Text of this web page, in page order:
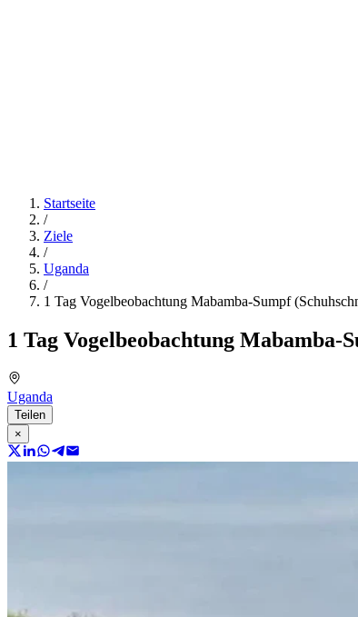
Startseite
/
Ziele
/
Uganda
/
1 Tag Vogelbeobachtung Mabamba-Sumpf
1 Tag Vogelbeobachtung Mabamba-
Uganda
Teilen
×